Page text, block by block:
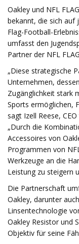
Oakley und NFL
bekannt, die sich auf
Flag-Football-
umfasst den
Partner der NFL
„Diese strategische
Unternehmen,
Zugänglichkeit stark
Sports ermöglichen,
sagt Izell Reese,
„Durch die
Accessoires von
Programmen von
Werkzeuge an die
Leistung zu steigern
Die Partnerschaft
Oakley, darunter
Linsentechnologie
Oakley Resistor und
Objektiv für seine